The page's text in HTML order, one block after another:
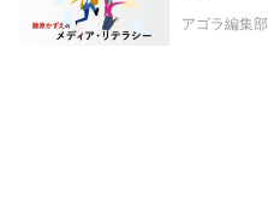
アゴラ編集部